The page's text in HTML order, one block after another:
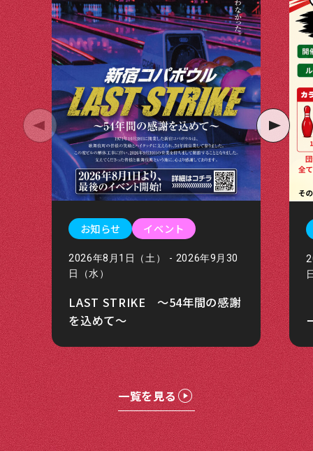
お知らせ イベント
2026年8月1日（土） - 2026年9月30
日（水）
LAST STRIKE ～54年間の感謝
を込めて～
一覧を見る